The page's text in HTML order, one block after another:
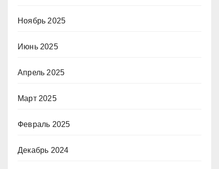
Ноябрь 2025
Июнь 2025
Апрель 2025
Март 2025
Февраль 2025
Декабрь 2024